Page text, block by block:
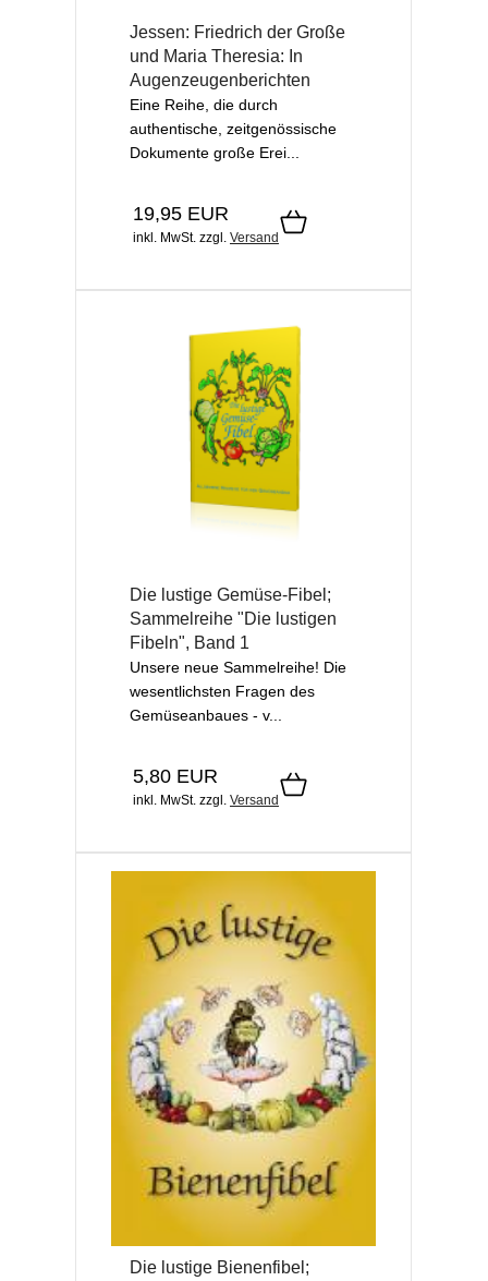
Jessen: Friedrich der Große
und Maria Theresia: In
Augenzeugenberichten
Eine Reihe, die durch
authentische, zeitgenössische
Dokumente große Erei...
19,95 EUR
inkl. MwSt. zzgl. Versand
Die lustige Gemüse-Fibel;
Sammelreihe "Die lustigen
Fibeln", Band 1
Unsere neue Sammelreihe! Die
wesentlichsten Fragen des
Gemüseanbaues - v...
5,80 EUR
inkl. MwSt. zzgl. Versand
Die lustige Bienenfibel;